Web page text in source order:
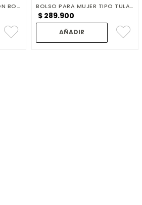
COVERTOR DE LLUVIA CON BOLSA PORTABLE BOLSO PARA MUJER TIPO TULA MORRAL FUNCIONAL CON BANDOLERA Y MONEDERO REMOVIBLE
$ 289.900
AÑADIR